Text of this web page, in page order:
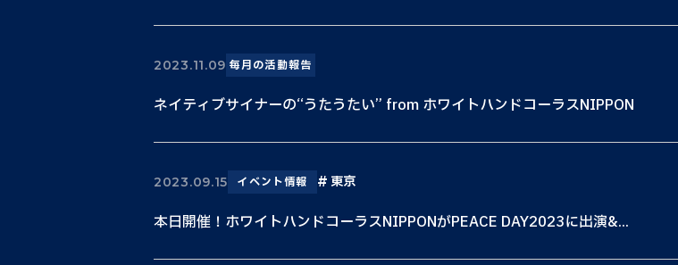
2023.11.09 毎月の活動報告
ネイティブサイナーの“うたうたい” from ホワイトハンドコーラスNIPPON
2023.09.15 イベント情報 東京
本日開催！ホワイトハンドコーラスNIPPONがPEACE DAY2023に出演&...